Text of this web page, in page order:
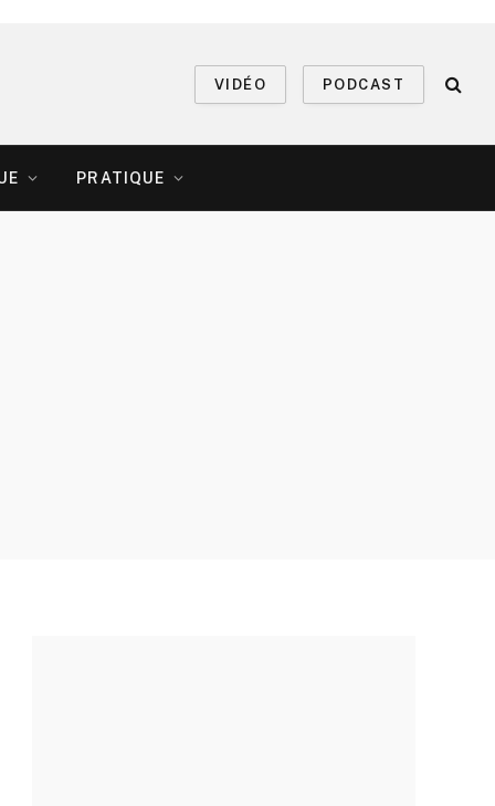
VIDÉO PODCAST
PRATIQUE